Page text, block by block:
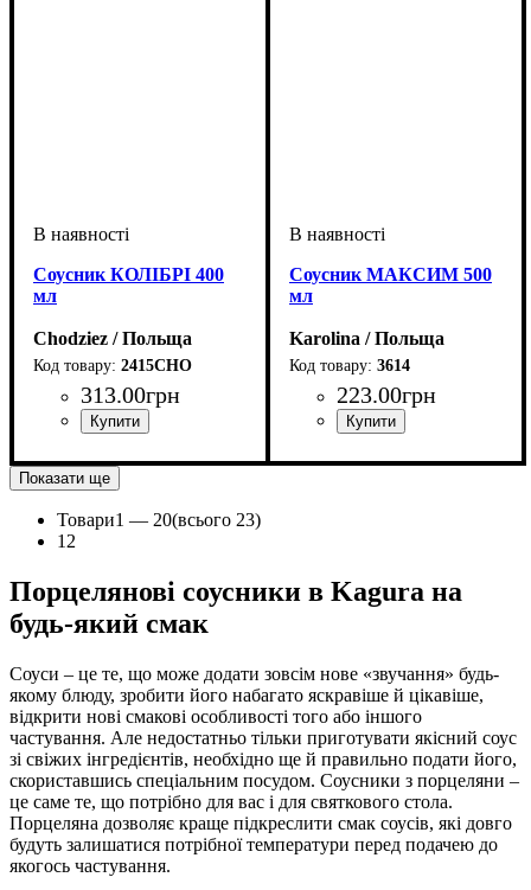
Соусник КОЛІБРІ 400
мл
Chodziez / Польща
2415CHO
313.00грн
Соусник МАКСИМ 500
мл
Karolina / Польща
3614
223.00грн
Показати ще
Товари1 — 20(всього 23)
1 2
Порцелянові соусники в Kagura на
будь-який смак
Соуси – це те, що може додати зовсім нове «звучання» будь-
якому блюду, зробити його набагато яскравіше й цікавіше,
відкрити нові смакові особливості того або іншого
частування. Але недостатньо тільки приготувати якісний соус
зі свіжих інгредієнтів, необхідно ще й правильно подати його,
скориставшись спеціальним посудом. Соусники з порцеляни –
це саме те, що потрібно для вас і для святкового стола.
Порцеляна дозволяє краще підкреслити смак соусів, які довго
будуть залишатися потрібної температури перед подачею до
якогось частування.